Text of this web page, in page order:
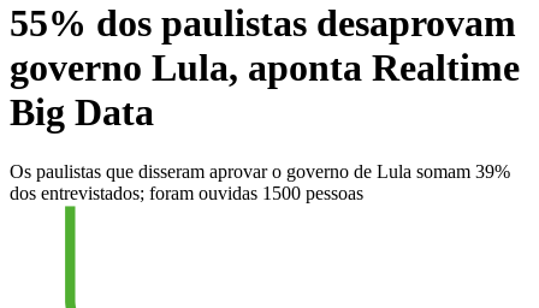
55% dos paulistas desaprovam
governo Lula, aponta Realtime
Big Data
Os paulistas que disseram aprovar o governo de Lula somam 39%
dos entrevistados; foram ouvidas 1500 pessoas